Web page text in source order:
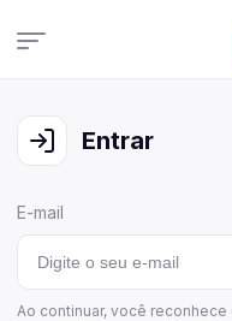
Veja todas as
Últimos ganhadores
Veja quem já ganhou
Área de afiliados
Entrar
E-mail
Ao continuar, você